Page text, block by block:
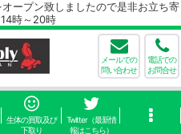
致しましたので是非お立ち寄
時～20時
メールでの
問い合わせ
電話での
お問合せ
生体の買取及び
下取り
Twitter（最新情
報はこちら）